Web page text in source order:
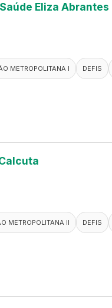
Eliza Abrantes
METROPOLITANA I DEFIS
METROPOLITANA II DEFIS